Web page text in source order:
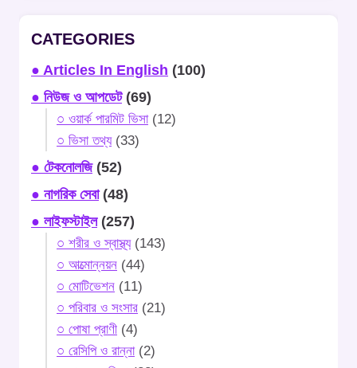
CATEGORIES
● Articles In English (100)
● নিউজ ও আপডেট(69)
○ ওয়ার্ক পারমিট ভিসা(12)
○ ভিসা তথ্য(33)
● টেকনোলজি(52)
● নাগরিক সেবা(48)
● লাইফস্টাইল(257)
○ শরীর ও স্বাস্থ্য(143)
○ আত্মোন্নয়ন (44)
○ মোটিভেশন (11)
○ পরিবার ও সংসার (21)
○ পোষা প্রাণী (4)
○ রেসিপি ও রান্না(2)